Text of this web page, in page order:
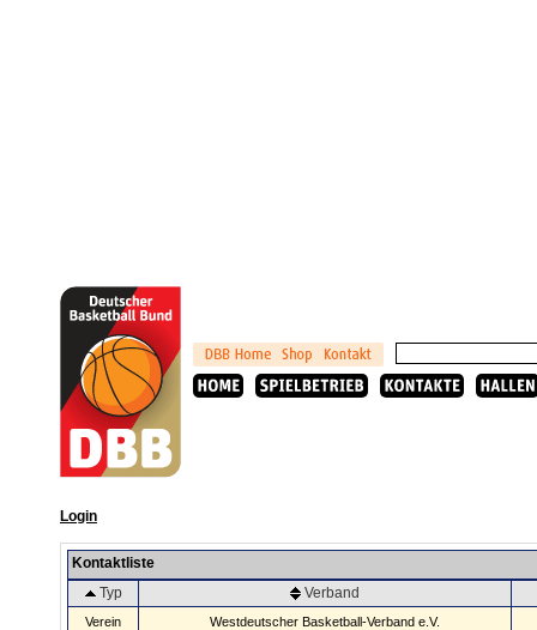
Login
Kontaktliste
Typ
Verband
Verein Westdeutscher Basketball-Verband e.V.